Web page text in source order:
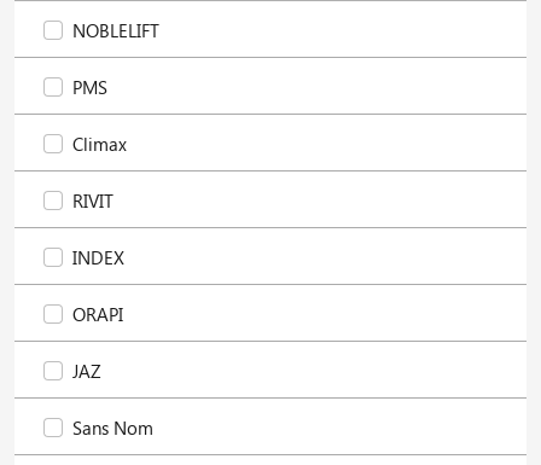
NOBLELIFT
PMS
Climax
RIVIT
INDEX
ORAPI
JAZ
Sans Nom